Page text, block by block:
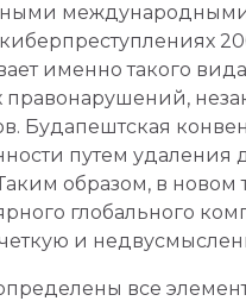
международными
именно такого
правонарушений,
Будапештская
путем
образом, в новом
глобального
и
все